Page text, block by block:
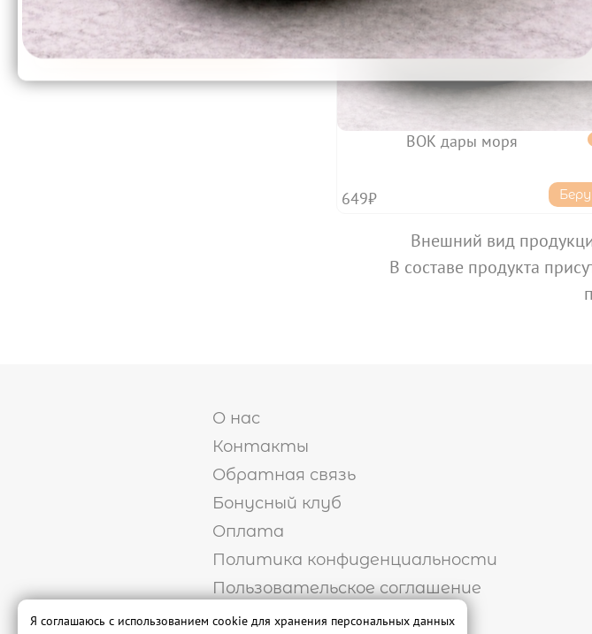
Перейти
ВОК дары моря
649₽ Беру
Внешний вид
В составе продукта
О нас
Контакты
Обратная связь
Бонусный клуб
Оплата
Политика конфиденциальности
Пользовательское соглашение
Публичная оферта
Я соглашаюсь с использованием cookie для хранения персональных данных